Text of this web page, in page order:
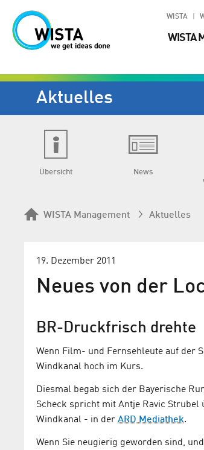
WISTA
WISTA
Aktuelles
Übersicht News
WISTA Management Aktuelles
19. Dezember 2011
Neues von der
BR-Druckfrisch drehte
Wenn Film- und Fernsehleute auf der
Windkanal hoch im Kurs.
Diesmal begab sich der Bayerische
Scheck spricht mit Antje Ravic Strubel
Windkanal - in der ARD Mediathek.
Wenn Sie neugierig geworden sind,
Nochmal gepresst:
Actionkulisse